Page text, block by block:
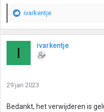
W
a
n
e
ivarkentje
I ivarkentje
29 jan 2023
Bedankt, het verwijderen is